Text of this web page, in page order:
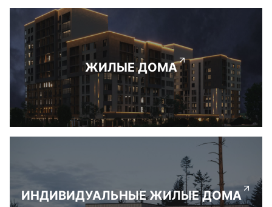
ЖИЛЫЕ ДОМА
ИНДИВИДУАЛЬНЫЕ ЖИЛЫЕ ДОМА